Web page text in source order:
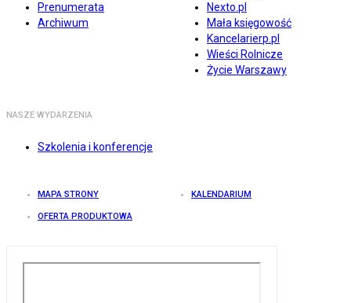
Prenumerata
Archiwum
Nexto.pl
Mała księgowość
Kancelarierp.pl
Wieści Rolnicze
Życie Warszawy
NASZE WYDARZENIA
Szkolenia i konferencje
MAPA STRONY KALENDARIUM
OFERTA PRODUKTOWA